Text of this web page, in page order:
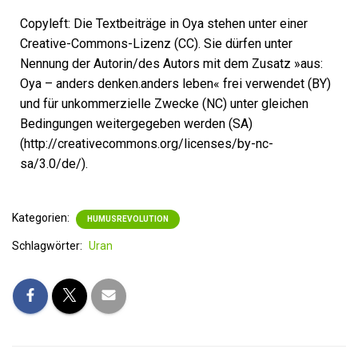
Copyleft: Die Textbeiträge in Oya stehen unter einer
Creative-Commons-Lizenz (CC). Sie dürfen unter
Nennung der Autorin/des Autors mit dem Zusatz »aus:
Oya – anders denken.anders leben« frei verwendet (BY)
und für unkommerzielle Zwecke (NC) unter gleichen
Bedingungen weitergegeben werden (SA)
(http://creativecommons.org/licenses/by-nc-
sa/3.0/de/).
Kategorien: HUMUSREVOLUTION
Schlagwörter: Uran